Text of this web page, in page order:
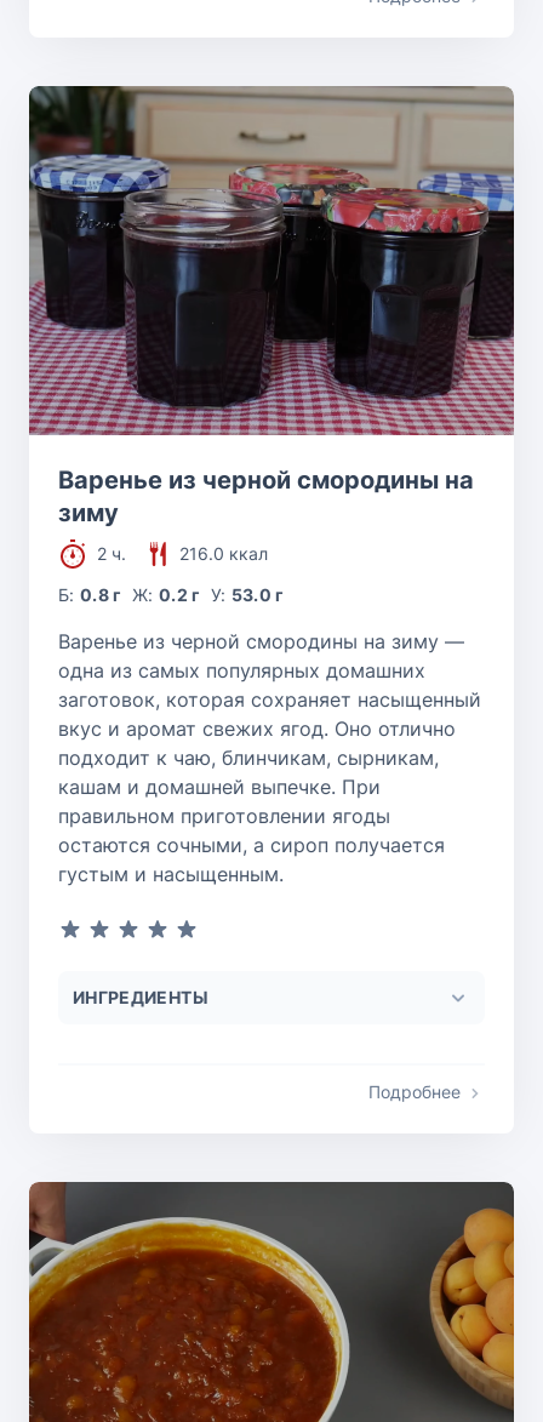
Варенье из черной смородины на
зиму
2 ч.
216.0 ккал
Б:0.8 г Ж: 0.2 г У: 53.0 г
Варенье из черной смородины на зиму —
одна из самых популярных домашних
заготовок, которая сохраняет насыщенный
вкус и аромат свежих ягод. Оно отлично
подходит к чаю, блинчикам, сырникам,
кашам и домашней выпечке. При
правильном приготовлении ягоды
остаются сочными, а сироп получается
густым и насыщенным.
ИНГРЕДИЕНТЫ
Подробнее